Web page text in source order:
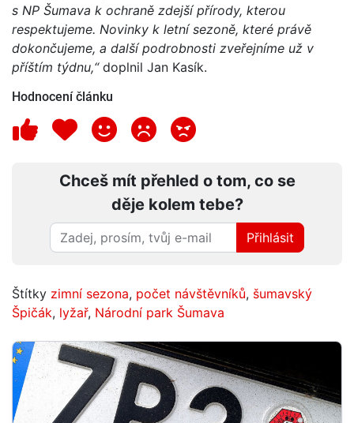
s NP Šumava k ochraně zdejší přírody, kterou
respektujeme. Novinky k letní sezoně, které právě
dokončujeme, a další podrobnosti zveřejníme už v
příštím týdnu,“doplnil Jan Kasík.
Hodnocení článku
Chceš mít přehled o tom, co se
děje kolem tebe?
Přihlásit
Štítky zimní sezona, počet návštěvníků, šumavský
Špičák, lyžař, Národní park Šumava